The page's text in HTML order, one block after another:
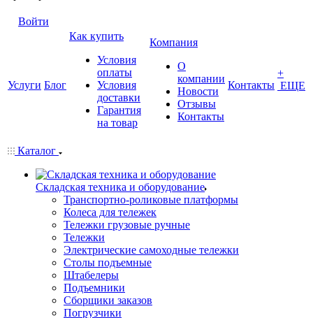
Войти
Услуги Блог
Как купить
Условия
оплаты
Условия
доставки
Гарантия
на товар
Компания
О
компании
Новости
Отзывы
Контакты
Контакты
+
ЕЩЕ
Каталог
Складская техника и оборудование
Транспортно-роликовые платформы
Колеса для тележек
Тележки грузовые ручные
Тележки
Электрические самоходные тележки
Столы подъемные
Штабелеры
Подъемники
Сборщики заказов
Погрузчики